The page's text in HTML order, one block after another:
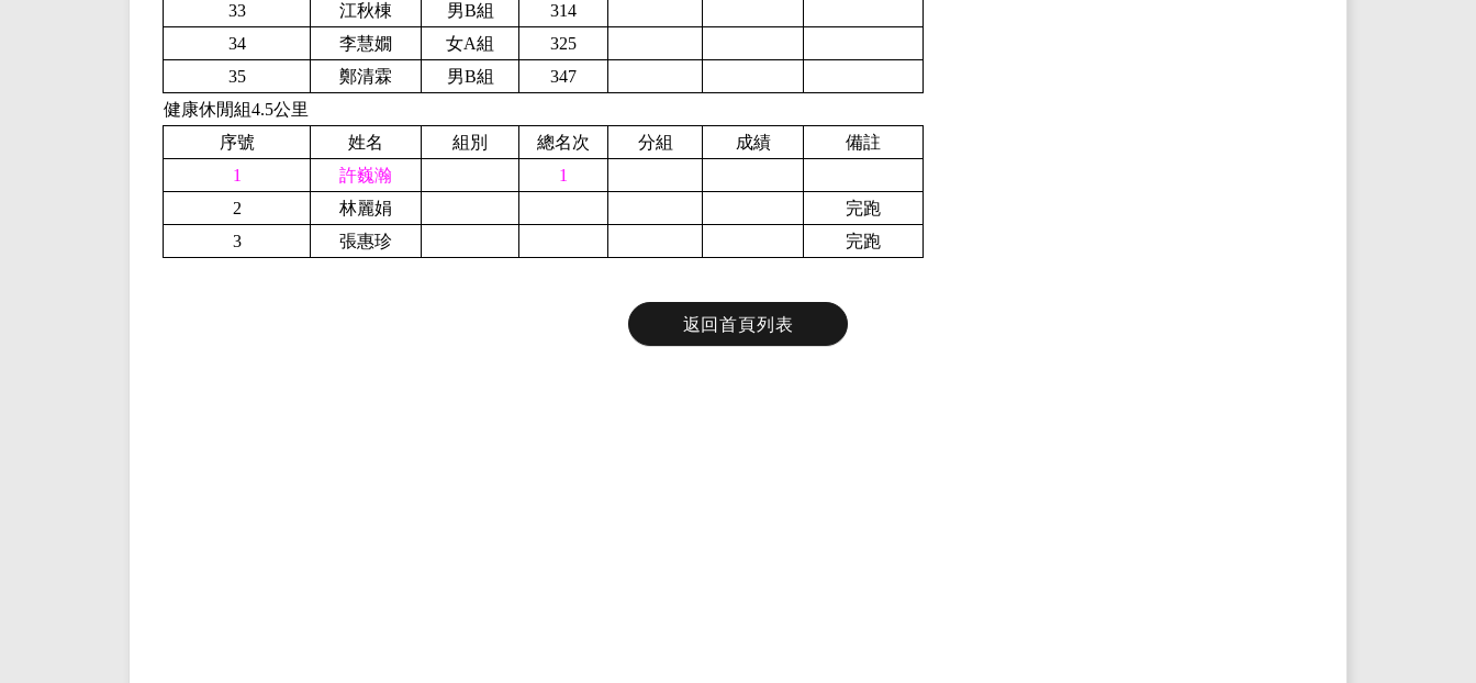
33
江秋棟 男B組
314
34
李慧嫺 女A組
325
35
鄭清霖 男B組
347
健康休閒組4.5公里
序號
姓名 組別 總名次 分組 成績
備註
1
許巍瀚
1
2
林麗娟
完跑
3
張惠珍 完跑
返回首頁列表